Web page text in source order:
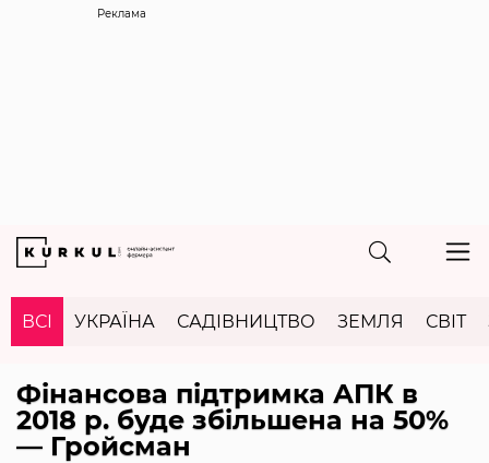
Реклама
ВСІ УКРАЇНА САДІВНИЦТВО ЗЕМЛЯ СВІТ
Фінансова підтримка АПК в
2018 р. буде збільшена на 50%
— Гройсман